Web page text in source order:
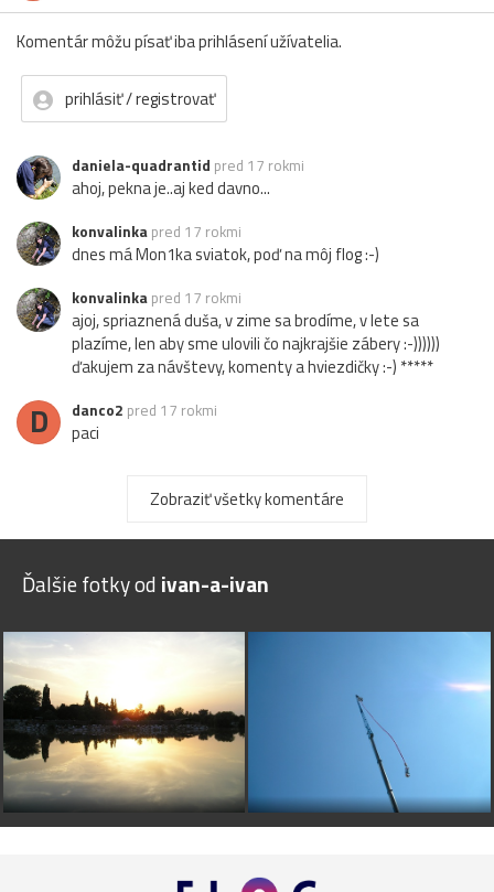
Komentár môžu písať iba prihlásení užívatelia.
prihlásiť / registrovať
daniela-quadrantid pred 17 rokmi
ahoj, pekna je..aj ked davno...
konvalinka pred 17 rokmi
dnes má Mon1ka sviatok, poď na môj flog :-)
konvalinka pred 17 rokmi
ajoj, spriaznená duša, v zime sa brodíme, v lete sa
plazíme, len aby sme ulovili čo najkrajšie zábery :-))))))
ďakujem za návštevy, komenty a hviezdičky :-) *****
D danco2 pred 17 rokmi
paci
Zobraziť všetky komentáre
Ďalšie fotky od ivan-a-ivan